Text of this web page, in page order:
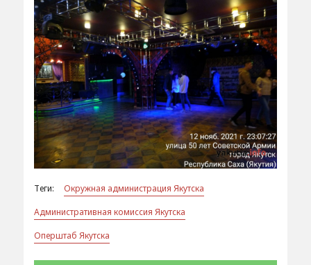
Теги:
Окружная администрация Якутска
Административная комиссия Якутска
Оперштаб Якутска